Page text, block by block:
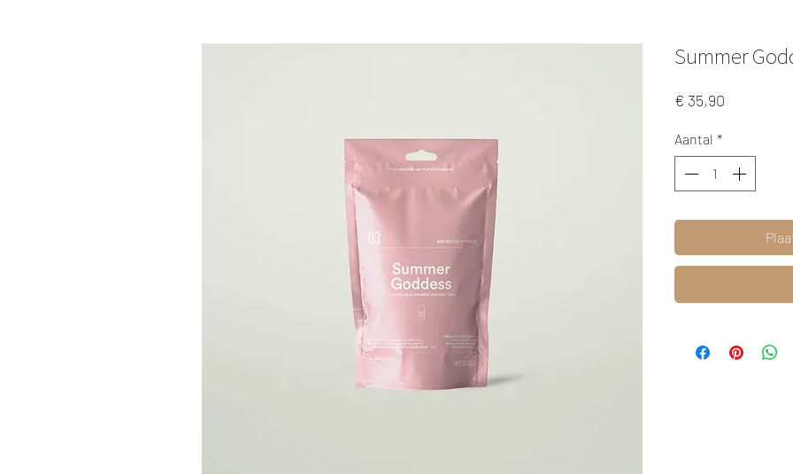
Summer
€ 35,90
Aantal *